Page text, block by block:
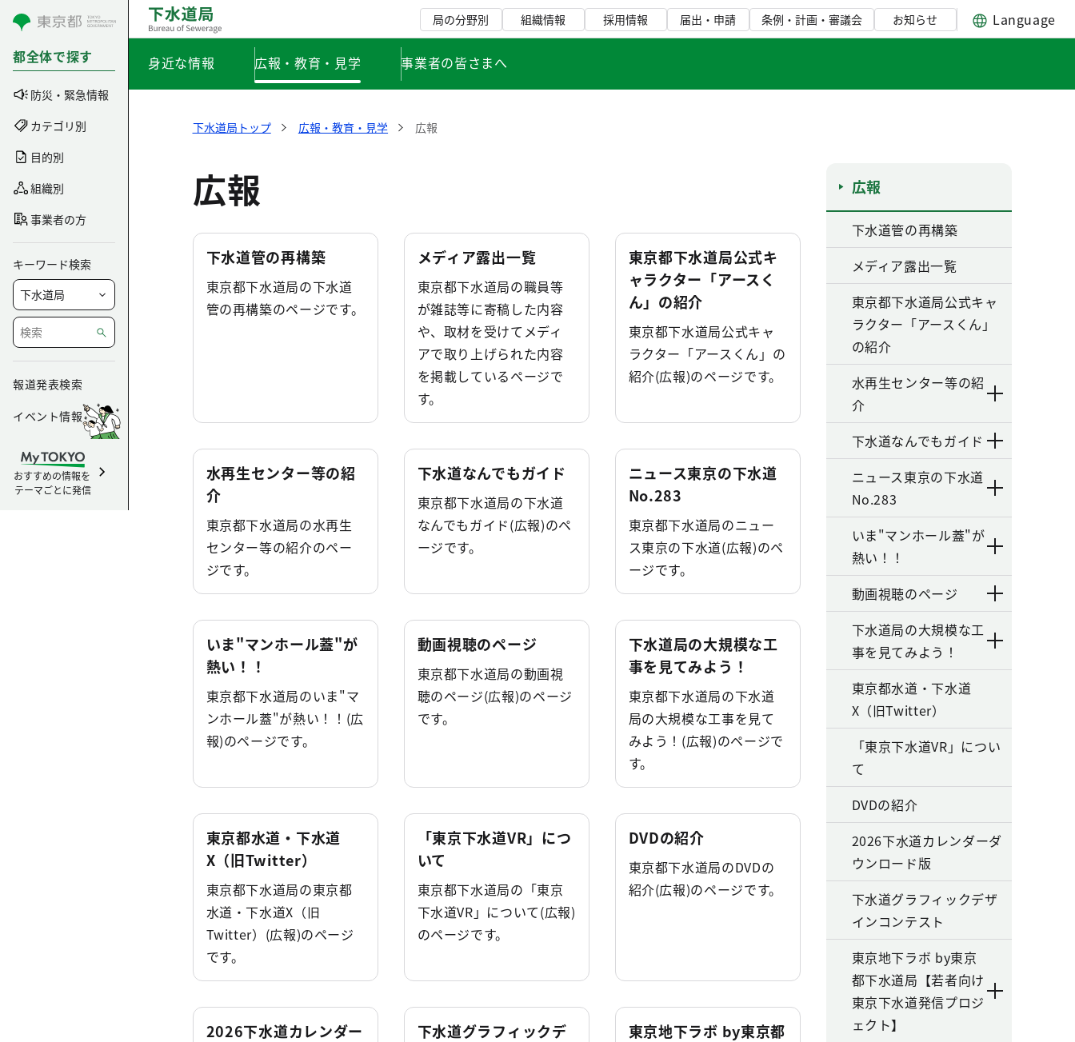
コンテンツにスキップ
都全体で探す
防災・緊急情報
カテゴリ別
目的別
組織別
事業者の方
キーワード検索
報道発表検索
イベント情報
おすすめの情報を
テーマごとに発信
局の分野別 組織情報 採用情報 届出・申請 条例・計画・審議会 お知らせ Language
身近な情報 広報・教育・見学 事業者の皆さまへ
下水道局トップ 広報・教育・見学 広報
広報
下水道管の再構築
東京都下水道局の下水道
管の再構築のページです。
メディア露出一覧
東京都下水道局の職員等
が雑誌等に寄稿した内容
や、取材を受けてメディ
アで取り上げられた内容
を掲載しているページで
す。
東京都下水道局公式キ
ャラクター「アースく
ん」の紹介
東京都下水道局公式キャ
ラクター「アースくん」の
紹介(広報)のページです。
水再生センター等の紹
介
東京都下水道局の水再生
センター等の紹介のペー
ジです。
下水道なんでもガイド
東京都下水道局の下水道
なんでもガイド(広報)のペ
ージです。
ニュース東京の下水道
No.283
東京都下水道局のニュー
ス東京の下水道(広報)のペ
ージです。
いま"マンホール蓋"が
熱い！！
東京都下水道局のいま"マ
ンホール蓋"が熱い！！(広
報)のページです。
動画視聴のページ
東京都下水道局の動画視
聴のページ(広報)のページ
です。
下水道局の大規模な工
事を見てみよう！
東京都下水道局の下水道
局の大規模な工事を見て
みよう！(広報)のページで
す。
東京都水道・下水道
X（旧Twitter）
東京都下水道局の東京都
水道・下水道X（旧
Twitter）(広報)のページ
です。
「東京下水道VR」につ
いて
東京都下水道局の「東京
下水道VR」について(広報)
のページです。
DVDの紹介
東京都下水道局のDVDの
紹介(広報)のページです。
2026下水道カレンダー
下水道グラフィックデ
東京地下ラボ by東京都
広報
下水道管の再構築
メディア露出一覧
東京都下水道局公式キャ
ラクター「アースくん」
の紹介
水再生センター等の紹
介
下水道なんでもガイド
ニュース東京の下水道
No.283
いま"マンホール蓋"が
熱い！！
動画視聴のページ
下水道局の大規模な工
事を見てみよう！
東京都水道・下水道
X（旧Twitter）
「東京下水道VR」につい
て
DVDの紹介
2026下水道カレンダーダ
ウンロード版
下水道グラフィックデザ
インコンテスト
東京地下ラボ by東京
都下水道局【若者向け
東京下水道発信プロジ
ェクト】